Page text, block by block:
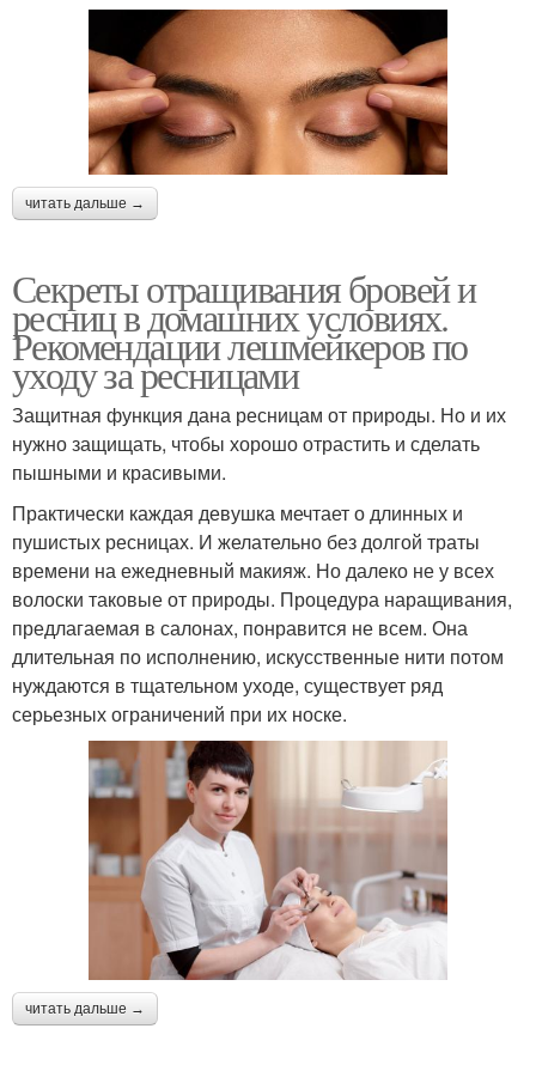
читать дальше →
Секреты отращивания бровей и
ресниц в домашних условиях.
Рекомендации лешмейкеров по
уходу за ресницами
Защитная функция дана ресницам от природы. Но и их
нужно защищать, чтобы хорошо отрастить и сделать
пышными и красивыми.
Практически каждая девушка мечтает о длинных и
пушистых ресницах. И желательно без долгой траты
времени на ежедневный макияж. Но далеко не у всех
волоски таковые от природы. Процедура наращивания,
предлагаемая в салонах, понравится не всем. Она
длительная по исполнению, искусственные нити потом
нуждаются в тщательном уходе, существует ряд
серьезных ограничений при их носке.
читать дальше →